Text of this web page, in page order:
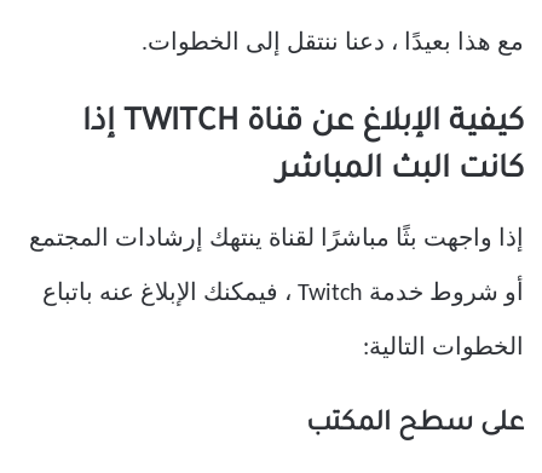
مع هذا بعيدًا ، دعنا ننتقل إلى الخطوات.
كيفية الإبلاغ عن قناة TWITCH إذا
كانت البث المباشر
إذا واجهت بثًا مباشرًا لقناة ينتهك إرشادات المجتمع
أو شروط خدمة Twitch ، فيمكنك الإبلاغ عنه باتباع
الخطوات التالية:
على سطح المكتب